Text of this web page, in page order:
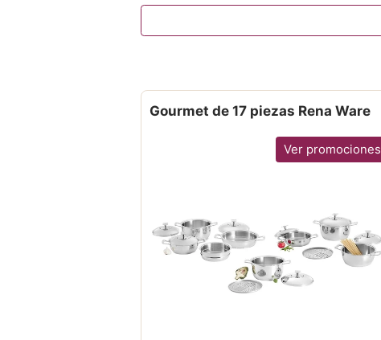
Gourmet de 17 piezas Rena Ware
Ver promociones